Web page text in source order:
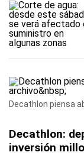
Decathlon piensa
Decathlon:
inversión